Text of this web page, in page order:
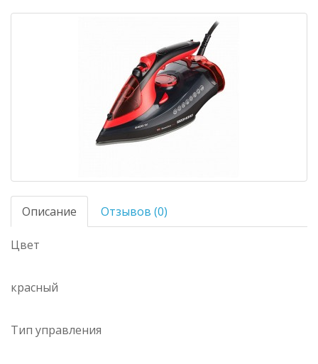
Описание Отзывов (0)
Цвет
красный
Тип управления